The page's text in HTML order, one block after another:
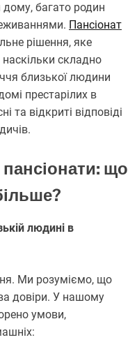
багато родин
Пансіонат
рішення, яке
складно
близької людини
престарілих в
та відкриті відповіді
що
людині в
Ми розуміємо, що
довіри. У нашому
умови,